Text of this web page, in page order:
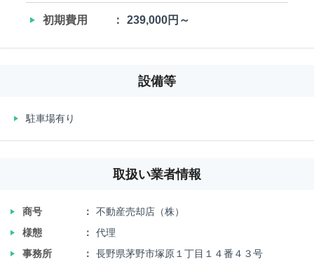
‣ 初期費用 239,000円～
設備等
‣ 駐車場有り
取扱い業者情報
‣ 商号
不動産売却店（株）
‣
様態
代理
‣
事務所
長野県茅野市塚原１丁目１４番４３号